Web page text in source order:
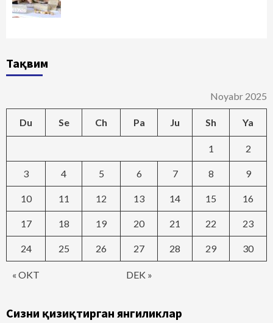
Тақвим
Noyabr 2025
Du Se Ch Pa Ju Sh Ya
« OKT DEK »
1 2
3 4 5 6 7 8 9
10 11 12 13 14 15 16
17 18 19 20 21 22 23
24 25 26 27 28 29 30
Сизни қизиқтирган янгиликлар